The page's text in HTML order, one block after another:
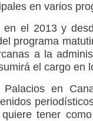
en varios
el 2013 y
programa
a la
el cargo en
en
tener